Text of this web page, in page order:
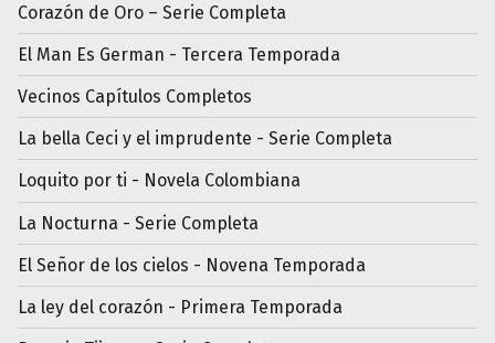
Corazón de Oro – Serie Completa
El Man Es German - Tercera Temporada
Vecinos Capítulos Completos
La bella Ceci y el imprudente - Serie Completa
Loquito por ti - Novela Colombiana
La Nocturna - Serie Completa
El Señor de los cielos - Novena Temporada
La ley del corazón - Primera Temporada